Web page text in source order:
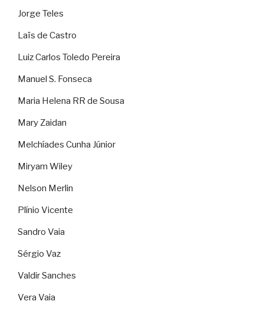
Jorge Teles
Laïs de Castro
Luiz Carlos Toledo Pereira
Manuel S. Fonseca
Maria Helena RR de Sousa
Mary Zaidan
Melchíades Cunha Júnior
Miryam Wiley
Nelson Merlin
Plínio Vicente
Sandro Vaia
Sérgio Vaz
Valdir Sanches
Vera Vaia